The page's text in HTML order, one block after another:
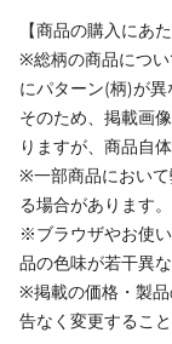
【商品の購入にあ
※総柄の商品につい
にパターン(柄)が異
そのため、掲載画
りますが、商品自
※一部商品におい
る場合があります。
※ブラウザやお使
品の色味が若干異
※掲載の価格・製
告なく変更するこ